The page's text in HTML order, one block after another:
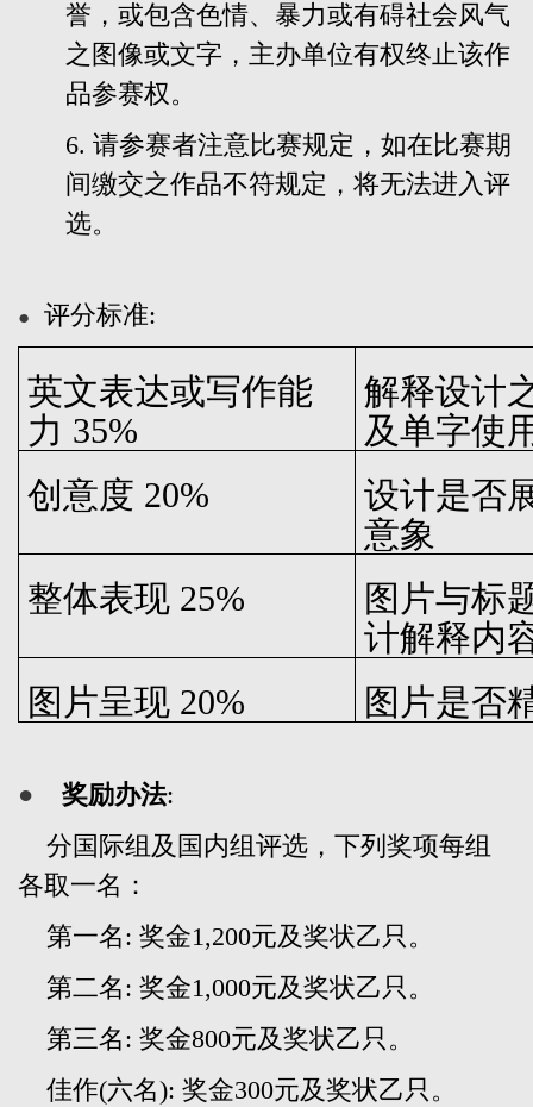
誉，或包含色情、暴力或有碍社会风气
之图像或文字，主办单位有权终止该作
品参赛权。
6. 请参赛者注意比赛规定，如在比赛期
间缴交之作品不符规定，将无法进入评
选。
● 评分标准:
英文表达或写作能
力 35%
解释设计
及单字使
创意度 20%
设计是否
意象
整体表现25%
图片与标
计解释内
图片呈现20% 图片是否
● 奖励办法:
分国际组及国内组评选，下列奖项每组
各取一名：
第一名: 奖金1,200元及奖状乙只。
第二名: 奖金1,000元及奖状乙只。
第三名: 奖金800元及奖状乙只。
佳作(六名): 奖金300元及奖状乙只。